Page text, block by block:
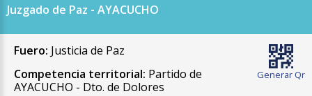
Juzgado de Paz - AYACUCHO
Generar Qr
Fuero: Justicia de Paz
Competencia territorial: Partido de
AYACUCHO - Dto. de Dolores